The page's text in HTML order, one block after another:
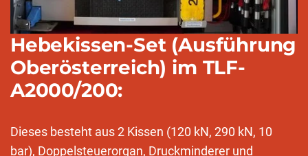
Hebekissen-Set (Ausführung
Oberösterreich) im TLF-
A2000/200:
Dieses besteht aus 2 Kissen (120 kN, 290 kN, 10
bar), Doppelsteuerorgan, Druckminderer und